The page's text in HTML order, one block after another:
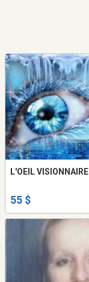
L'OEIL VISIONNAIRE
55 $